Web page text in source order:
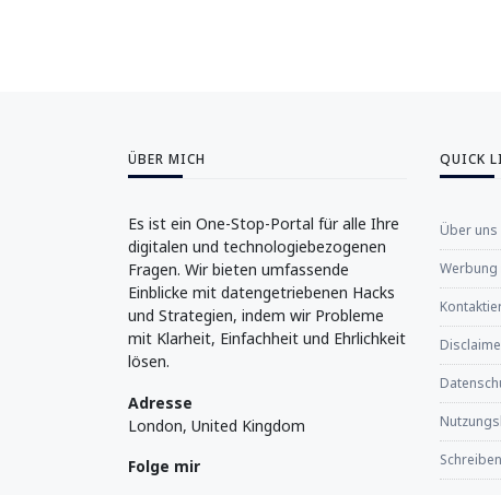
ÜBER MICH
Es ist ein One-Stop-Portal für alle Ihre
digitalen und technologiebezogenen
Fragen. Wir bieten umfassende
Einblicke mit datengetriebenen Hacks
und Strategien, indem wir Probleme
mit Klarheit, Einfachheit und Ehrlichkeit
lösen.
Adresse
London, United Kingdom
Folge mir
QUICK
Über uns
Werbung